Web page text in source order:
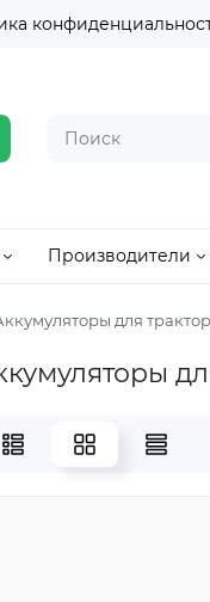
Производители
для